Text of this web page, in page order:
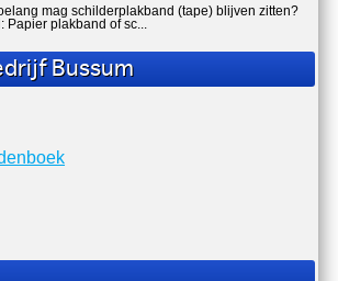
mag schilderplakband (tape) blijven zitten?
Papier plakband of sc...
Bussum